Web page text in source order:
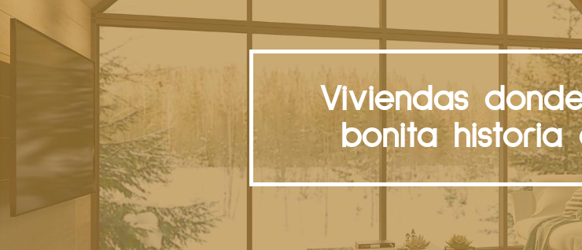
Viviendas
bonita